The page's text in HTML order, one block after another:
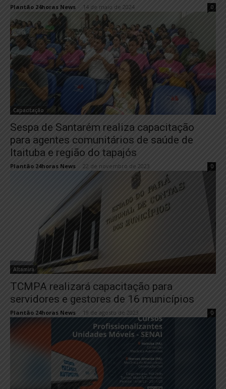
Plantão 24horas News 14 de maio de 2024 0
Capacitação
Sespa de Santarém realiza capacitação
para agentes comunitários de saúde de
Itaituba e região do tapajós
Plantão 24horas News 22 de novembro de 2023 0
Altamira
TCMPA realizará capacitação para
servidores e gestores de 16 municípios
Plantão 24horas News 19 de agosto de 2023 0